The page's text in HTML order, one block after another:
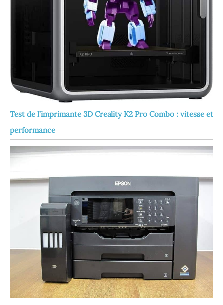
Test de l’imprimante 3D Creality K2 Pro Combo : vitesse et
performance